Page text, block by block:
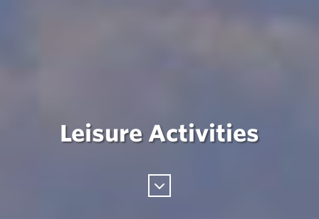
Leisure Activities